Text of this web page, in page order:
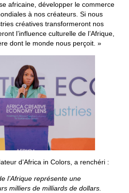
africaine, développer le commerce
à nos créateurs. Si nous
créatives transformeront nos
l’influence culturelle de l’Afrique,
dont le monde nous perçoit. »
d’Africa in Colors, a renchéri :
l’Afrique représente une
milliers de milliards de dollars.